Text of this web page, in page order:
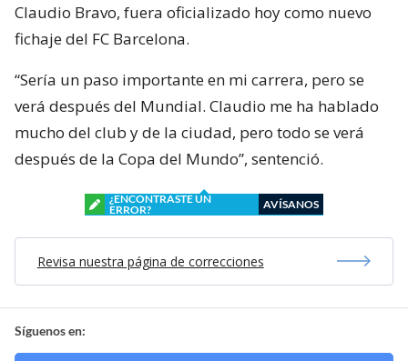
Claudio Bravo, fuera oficializado hoy como nuevo
fichaje del FC Barcelona.
“Sería un paso importante en mi carrera, pero se
verá después del Mundial. Claudio me ha hablado
mucho del club y de la ciudad, pero todo se verá
después de la Copa del Mundo”, sentenció.
¿ENCONTRASTE UN
ERROR?
AVÍSANOS
Revisa nuestra página de correcciones
Síguenos en: